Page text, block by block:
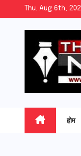
Thu. Aug 6th,
होम